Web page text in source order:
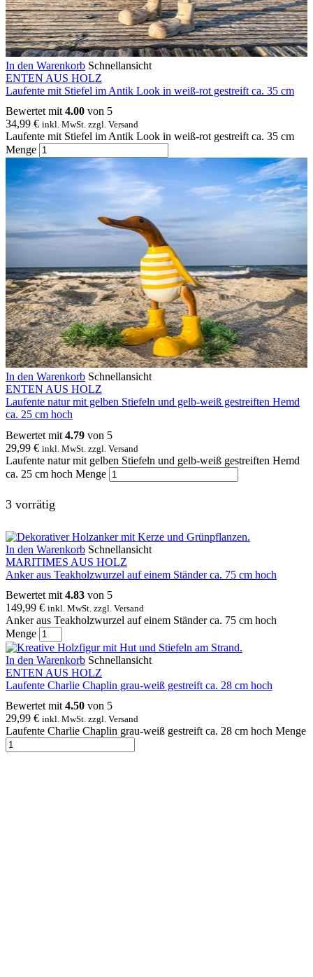
In den Warenkorb Schnellansicht
ENTEN AUS HOLZ
Laufente mit Stiefel im Antik Look in weiß-rot gestreift ca. 35 cm
Bewertet mit4.00 von 5
34,99 € inkl. MwSt. zzgl. Versand
Laufente mit Stiefel im Antik Look in weiß-rot gestreift ca. 35 cm
Menge
In den Warenkorb Schnellansicht
ENTEN AUS HOLZ
Laufente natur mit gelben Stiefeln und gelb-weiß gestreiften Hemd
ca. 25 cm hoch
Bewertet mit 4.79 von 5
29,99 € inkl. MwSt. zzgl. Versand
Laufente natur mit gelben Stiefeln und gelb-weiß gestreiften Hemd
ca. 25 cm hoch Menge
3 vorrätig
In den Warenkorb Schnellansicht
MARITIMES AUS HOLZ
Anker aus Teakholzwurzel auf einem Ständer ca. 75 cm hoch
Bewertet mit 4.83 von 5
149,99 € inkl. MwSt. zzgl. Versand
Anker aus Teakholzwurzel auf einem Ständer ca. 75 cm hoch
Menge
In den Warenkorb Schnellansicht
ENTEN AUS HOLZ
Laufente Charlie Chaplin grau-weiß gestreift ca. 28 cm hoch
Bewertet mit 4.50 von 5
29,99 € inkl. MwSt. zzgl. Versand
Laufente Charlie Chaplin grau-weiß gestreift ca. 28 cm hoch Menge